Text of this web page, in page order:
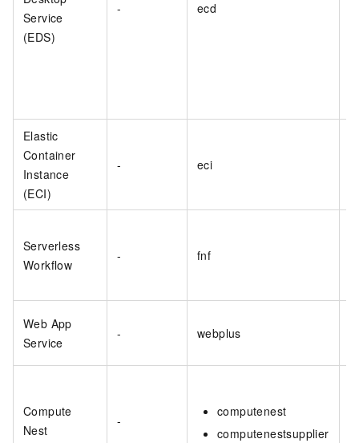
Service
(EDS)
- ecd
Elastic
Container
Instance
(ECI)
- eci
Serverless
Workflow
- fnf
Web App
Service
- webplus
Compute
Nest
-
computenest
computenestsupplier